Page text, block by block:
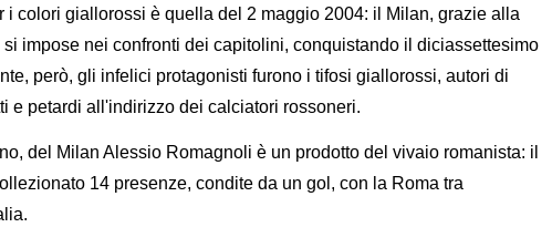
i colori giallorossi è quella del 2 maggio 2004: il Milan, grazie alla
impose nei confronti dei capitolini, conquistando il diciassettesimo
però, gli infelici protagonisti furono i tifosi giallorossi, autori di
e petardi all'indirizzo dei calciatori rossoneri.
del Milan Alessio Romagnoli è un prodotto del vivaio romanista: il
14 presenze, condite da un gol, con la Roma tra